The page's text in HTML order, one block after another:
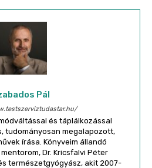
Pál
és táplálkozással
tudományosan megalapozott,
írása. Könyveim állandó
Dr. Kricsfalvi Péter
természetgyógyász, akit 2007-